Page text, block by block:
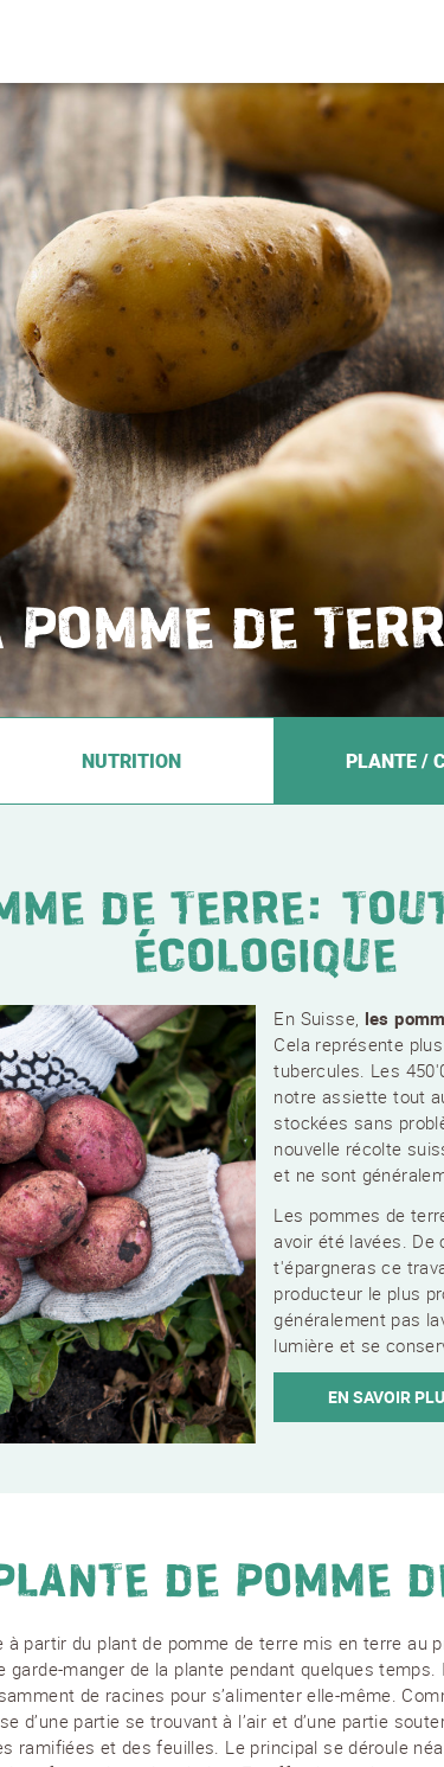
DE
NUTRITION PLANTE /
DE TERRE:
ÉCOLOGIQUE
En Suisse, les
Cela représente
tubercules. Les
notre assiette tout
stockées sans
nouvelle récolte
et ne sont
Les pommes de
avoir été lavées.
t'épargneras ce
producteur le plus
généralement pas
lumière et se
EN SAVOIR
DE POMME
à partir du plant de pomme de terre mis en terre au
garde-manger de la plante pendant quelques
de racines pour s’alimenter elle-même.
d’une partie se trouvant à l’air et d’une partie
ramifiées et des feuilles. Le principal se déroule
VOUS?